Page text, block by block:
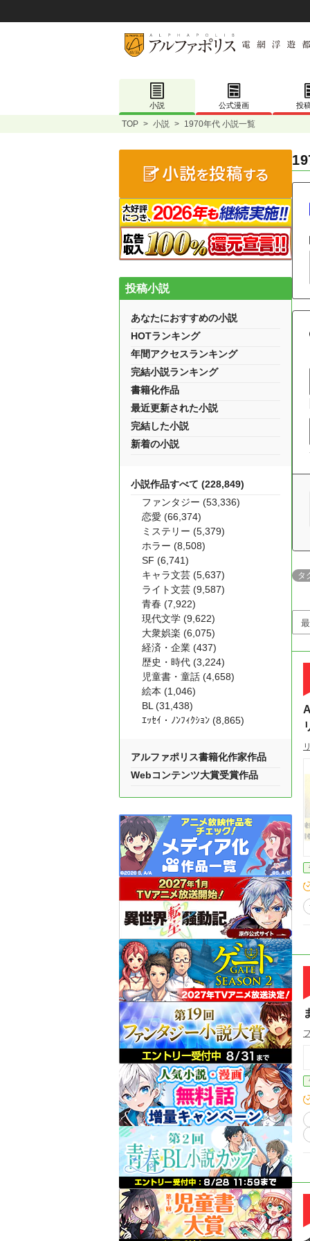
小説 公式漫画 投
TOP > 小説 > 1970年代 小説一覧
タ
投稿小説
あなたにおすすめの小説
HOTランキング
年間アクセスランキング
完結小説ランキング
書籍化作品
最近更新された小説
完結した小説
新着の小説
小説作品すべて (228,849)
ファンタジー (53,336)
恋愛 (66,374)
ミステリー (5,379)
ホラー (8,508)
SF (6,741)
キャラ文芸 (5,637)
ライト文芸 (9,587)
青春 (7,922)
現代文学 (9,622)
大衆娯楽 (6,075)
経済・企業 (437)
歴史・時代 (3,224)
児童書・童話 (4,658)
絵本 (1,046)
BL (31,438)
ｴｯｾｲ・ﾉﾝﾌｨｸｼｮﾝ (8,865)
アルファポリス書籍化作家作品
Webコンテンツ大賞受賞作品